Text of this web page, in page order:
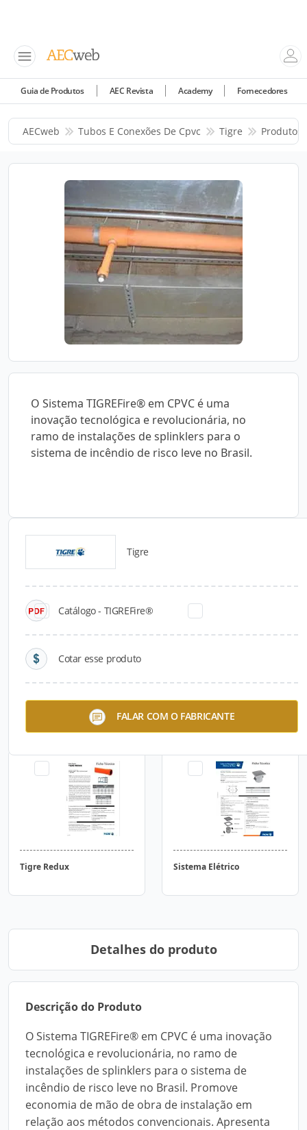
Guia de Produtos AEC Revista Academy Fornecedores
AECweb Tubos E Conexões De Cpvc Tigre Produtos
O Sistema TIGREFire® em CPVC é uma
inovação tecnológica e revolucionária, no
ramo de instalações de splinklers para o
sistema de incêndio de risco leve no Brasil.
Tigre
Catálogo - TIGREFire®
Cotar esse produto
FALAR COM O FABRICANTE
Catálogos para Download
Caixa de Gordura Tigre
Tigre Redux Sistema Elétrico
Detalhes do produto
Descrição do Produto
O Sistema TIGREFire® em CPVC é uma inovação
tecnológica e revolucionária, no ramo de
instalações de splinklers para o sistema de
incêndio de risco leve no Brasil. Promove
economia de mão de obra de instalação em
relação aos métodos convencionais. Apresenta